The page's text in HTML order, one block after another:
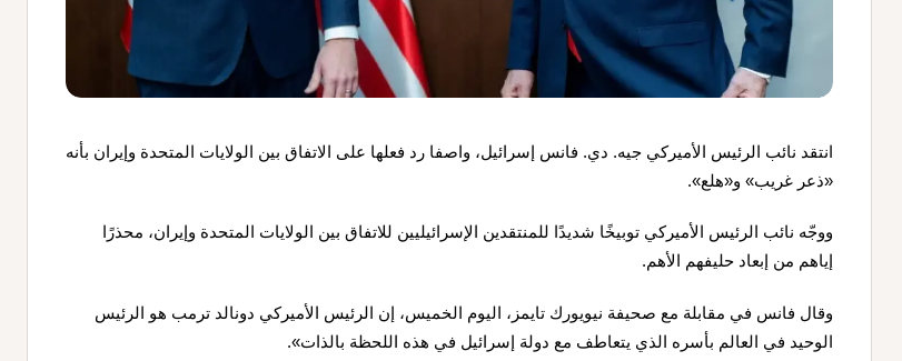
انتقد نائب الرئيس الأميركي جيه. دي. فانس إسرائيل، واصفا رد فعلها على الاتفاق بين الولايات المتحدة وإيران بأنه
«ذعر غريب» و«هلع».
ووجّه نائب الرئيس الأميركي توبيخًا شديدًا للمنتقدين الإسرائيليين للاتفاق بين الولايات المتحدة وإيران، محذرًا
إياهم من إبعاد حليفهم الأهم.
وقال فانس في مقابلة مع صحيفة نيويورك تايمز، اليوم الخميس، إن الرئيس الأميركي دونالد ترمب هو الرئيس
الوحيد في العالم بأسره الذي يتعاطف مع دولة إسرائيل في هذه اللحظة بالذات».